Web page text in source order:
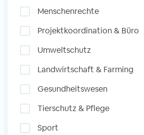
Menschenrechte
Projektkoordination & Büro
Umweltschutz
Landwirtschaft & Farming
Gesundheitswesen
Tierschutz & Pflege
Sport